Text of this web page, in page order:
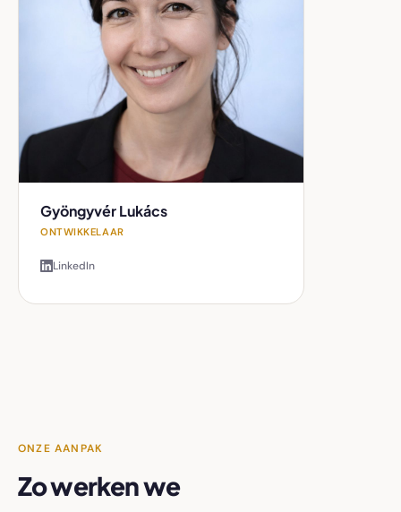
Gyöngyvér Lukács
ONTWIKKELAAR
LinkedIn
ONZE AANPAK
Zo werken we